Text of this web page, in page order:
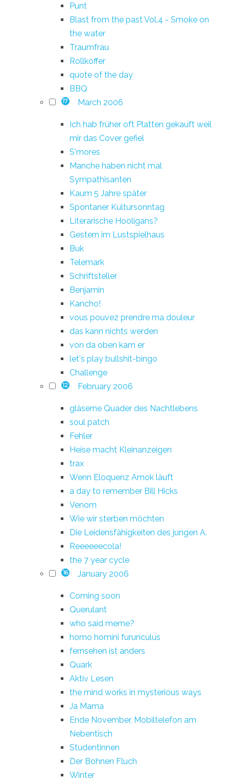
Punt
Blast from the past Vol.4 - Smoke on
the water
Traumfrau
Rollkoffer
quote of the day
BBQ
17 March 2006
Ich hab früher oft Platten gekauft weil
mir das Cover gefiel
S'mores
Manche haben nicht mal
Sympathisanten
Kaum 5 Jahre später
Spontaner Kultursonntag
Literarische Hooligans?
Gestern im Lustspielhaus
Buk
Telemark
Schriftsteller
Benjamin
Kancho!
vous pouvez prendre ma douleur
das kann nichts werden
von da oben kam er
let's play bullshit-bingo
Challenge
12 February 2006
gläserne Quader des Nachtlebens
soul patch
Fehler
Heise macht Kleinanzeigen
trax
Wenn Eloquenz Amok läuft
a day to remember Bill Hicks
Venom
Wie wir sterben möchten
Die Leidensfähigkeiten des jungen A.
Reeeeeecola!
the 7 year cycle
16 January 2006
Coming soon
Querulant
who said meme?
homo homini furunculus
fernsehen ist anders
Quark
Aktiv Lesen
the mind works in mysterious ways
Ja Mama
Ende November, Mobiltelefon am
Nebentisch
Studentinnen
Der Bohnen Fluch
Winter